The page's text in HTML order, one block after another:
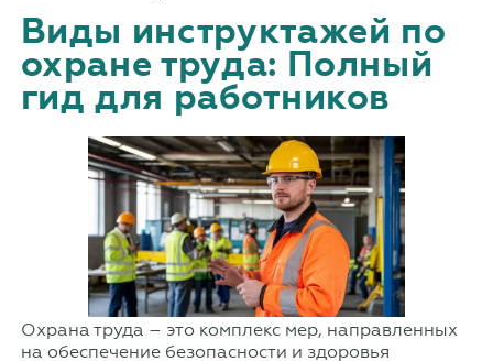
Виды инструктажей по
охране труда: Полный
гид для работников
Охрана труда – это комплекс мер, направленных
на обеспечение безопасности и здоровья